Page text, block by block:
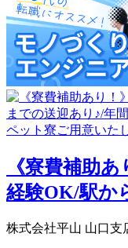
《寮費補助
経験OK/駅か
株式会社平山 山口支